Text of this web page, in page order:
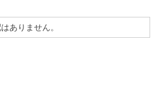
ありません。